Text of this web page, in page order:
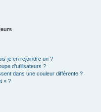
je en rejoindre un ?
d’utilisateurs ?
dans une couleur différente ?
» ?